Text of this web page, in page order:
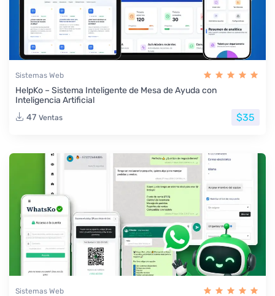
Sistemas Web
HelpKo – Sistema Inteligente de Mesa de Ayuda con
Inteligencia Artificial
47 Ventas $35
Sistemas Web